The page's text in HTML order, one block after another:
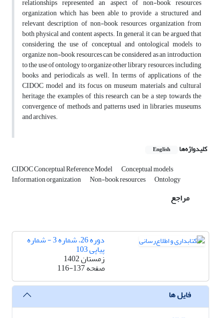
relationships represented an aspect of non-book resources
organization which has been able to provide a structured and
relevant description of non-book resources organization from
both physical and content aspects. In general, it can be argued that
considering the use of conceptual and ontological models to
organize non-book resources can be considered as an introduction
to the use of ontology to organize other library resources, including
books and periodicals as well. In terms of applications of the
CIDOC model and its focus on museum materials and cultural
heritage, the examples of this research can be a step towards the
convergence of methods and patterns used in libraries, museums,
and archives.
کلیدواژه‌ها English
CIDOC Conceptual Reference Model Conceptual models
Information organization Non-book resources Ontology
مراجع
دوره 26، شماره 3 - شماره
پیاپی 103
زمستان 1402
صفحه116-137
فایل ها